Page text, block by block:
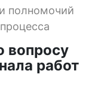
полномочий
вопросу
работ